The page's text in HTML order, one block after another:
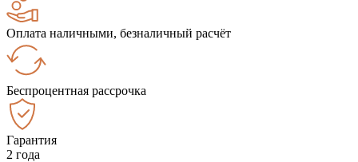
Оплата наличными, безналичный расчёт
Беспроцентная рассрочка
Гарантия
2 года